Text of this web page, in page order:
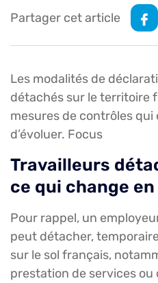
Partager cet article
Les modalités de
détachés sur le territoire
mesures de contrôles
d’évoluer. Focus
Travailleurs
ce qui change
Pour rappel, un
peut détacher,
sur le sol français,
prestation de services ou